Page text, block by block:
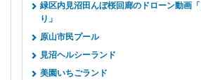
緑区内見沼田んぼ桜回廊のドローン動画
り」
原山市民プール
見沼ヘルシーランド
美園いちごランド